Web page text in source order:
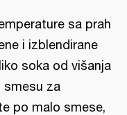
sa prah
i izblendirane
soka od višanja
smesu za
po malo smese,